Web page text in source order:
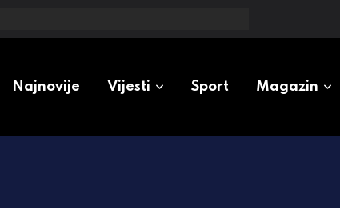
Najnovije Vijesti Sport Magazin